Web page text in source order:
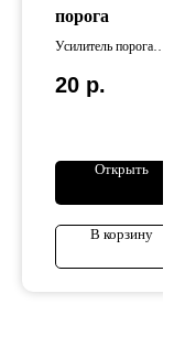
порога
Усилитель порога
оцинкованной стали
20 р.
Открыть
В корзину